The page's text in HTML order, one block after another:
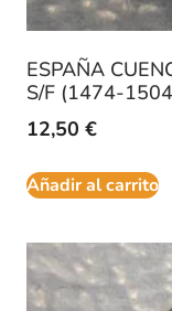
ESPAÑA
S/F (1474-
12,50 €
Añadir al carrito